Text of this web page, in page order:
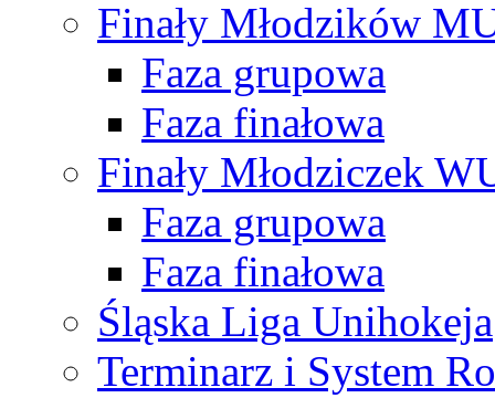
Finały Młodzików
Faza grupowa
Faza finałowa
Finały Młodziczek
Faza grupowa
Faza finałowa
Śląska Liga Unihokeja
Terminarz i System